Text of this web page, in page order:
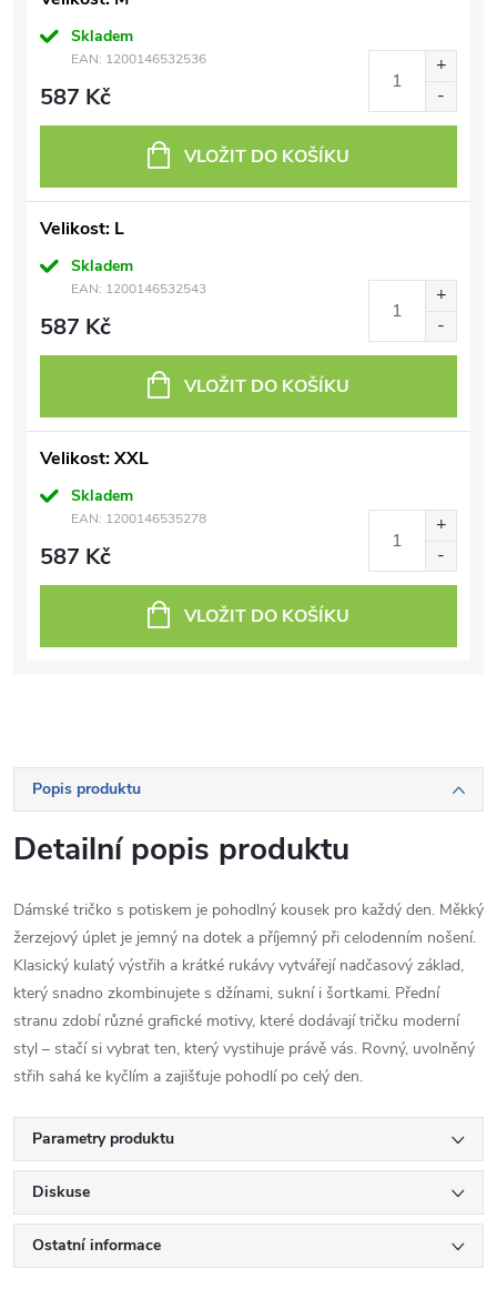
Skladem
EAN: 1200146532536
587 Kč
VLOŽIT DO KOŠÍKU
Velikost: L
Skladem
EAN: 1200146532543
587 Kč
VLOŽIT DO KOŠÍKU
Velikost: XXL
Skladem
EAN: 1200146535278
587 Kč
VLOŽIT DO KOŠÍKU
Popis produktu
Detailní popis produktu
Dámské tričko s potiskem je pohodlný kousek pro každý den. Měkký
žerzejový úplet je jemný na dotek a příjemný při celodenním nošení.
Klasický kulatý výstřih a krátké rukávy vytvářejí nadčasový základ,
který snadno zkombinujete s džínami, sukní i šortkami. Přední
stranu zdobí různé grafické motivy, které dodávají tričku moderní
styl – stačí si vybrat ten, který vystihuje právě vás. Rovný, uvolněný
střih sahá ke kyčlím a zajišťuje pohodlí po celý den.
Parametry produktu
Diskuse
Ostatní informace